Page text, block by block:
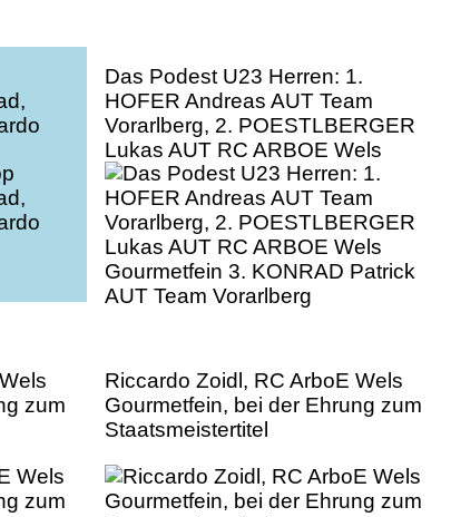
Das Podest U23 Herren: 1.
HOFER Andreas AUT Team
Vorarlberg, 2. POESTLBERGER
Lukas AUT RC ARBOE Wels
Gourmetfein 3. KONRAD Patrick
AUT Team Vorarlberg
zum
Riccardo Zoidl, RC ArboE Wels
Gourmetfein, bei der Ehrung zum
Staatsmeistertitel